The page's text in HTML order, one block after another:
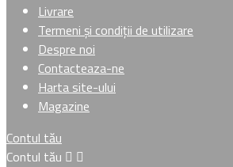
Livrare
Termeni și condiții de utilizare
Despre noi
Contacteaza-ne
Harta site-ului
Magazine
Contul tău
Contul tău  